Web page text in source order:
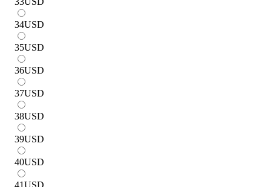
34USD
35USD
36USD
37USD
38USD
39USD
40USD
41USD